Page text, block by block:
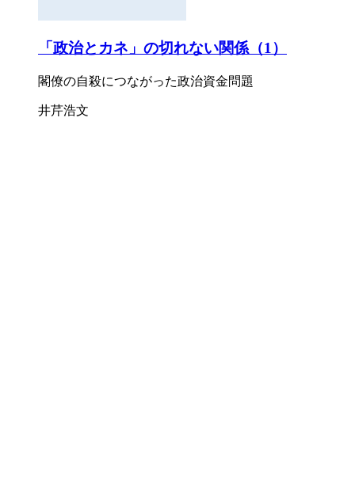
「政治とカネ」の切れない関係（1）
閣僚の自殺につながった政治資金問題
井芹浩文